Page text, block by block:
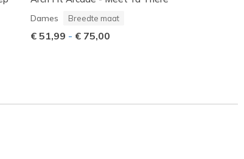
Dames Breedte maat
€ 51,99 - € 75,00